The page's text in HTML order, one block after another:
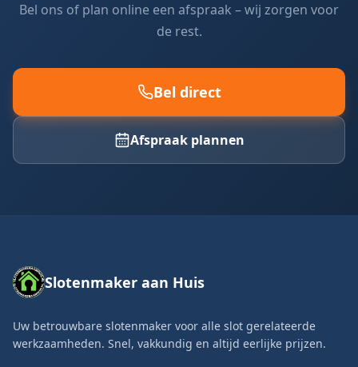
Bel ons of plan online een afspraak – wij zorgen voor
de rest.
Bel direct
Afspraak plannen
Slotenmaker aan Huis
Uw betrouwbare slotenmaker voor alle slot gerelateerde
werkzaamheden. Snel, vakkundig en altijd eerlijke prijzen.